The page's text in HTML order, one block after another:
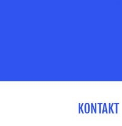
KONTAKT